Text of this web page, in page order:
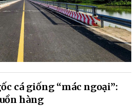
cá giống “mác ngoại”:
hàng